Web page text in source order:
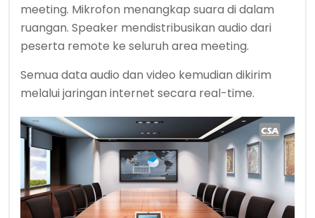
meeting. Mikrofon menangkap suara di dalam
ruangan. Speaker mendistribusikan audio dari
peserta remote ke seluruh area meeting.
Semua data audio dan video kemudian dikirim
melalui jaringan internet secara real-time.